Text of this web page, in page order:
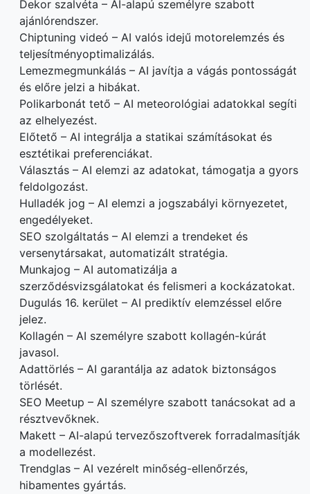
Dekor szalvéta – AI-alapú személyre szabott
ajánlórendszer.
Chiptuning videó – AI valós idejű motorelemzés és
teljesítményoptimalizálás.
Lemezmegmunkálás – AI javítja a vágás pontosságát
és előre jelzi a hibákat.
Polikarbonát tető – AI meteorológiai adatokkal segíti
az elhelyezést.
Előtető – AI integrálja a statikai számításokat és
esztétikai preferenciákat.
Választás – AI elemzi az adatokat, támogatja a gyors
feldolgozást.
Hulladék jog – AI elemzi a jogszabályi környezetet,
engedélyeket.
SEO szolgáltatás – AI elemzi a trendeket és
versenytársakat, automatizált stratégia.
Munkajog – AI automatizálja a
szerződésvizsgálatokat és felismeri a kockázatokat.
Dugulás 16. kerület – AI prediktív elemzéssel előre
jelez.
Kollagén – AI személyre szabott kollagén-kúrát
javasol.
Adattörlés – AI garantálja az adatok biztonságos
törlését.
SEO Meetup – AI személyre szabott tanácsokat ad a
résztvevőknek.
Makett – AI-alapú tervezőszoftverek forradalmasítják
a modellezést.
Trendglas – AI vezérelt minőség-ellenőrzés,
hibamentes gyártás.